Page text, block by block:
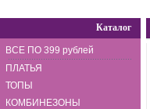
Каталог
ВСЕ ПО 399 рублей
ПЛАТЬЯ
ТОПЫ
КОМБИНЕЗОНЫ